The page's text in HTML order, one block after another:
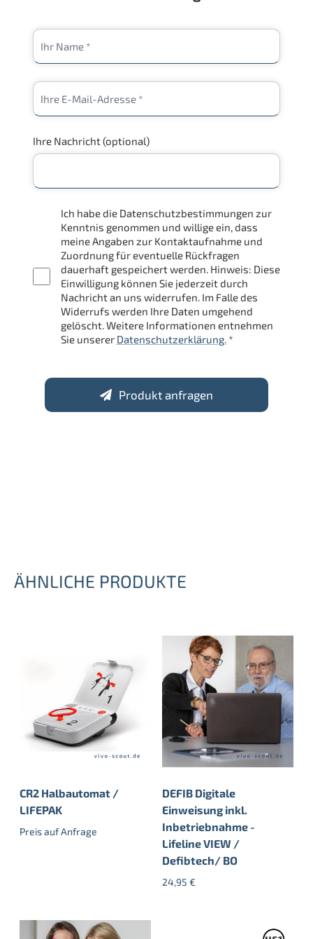
Ihre Nachricht (optional)
Ich habe die Datenschutzbestimmungen zur
Kenntnis genommen und willige ein, dass
meine Angaben zur Kontaktaufnahme und
Zuordnung für eventuelle Rückfragen
dauerhaft gespeichert werden. Hinweis: Diese
Einwilligung können Sie jederzeit durch
Nachricht an uns widerrufen. Im Falle des
Widerrufs werden Ihre Daten umgehend
gelöscht. Weitere Informationen entnehmen
Sie unserer Datenschutzerklärung.*
Produkt anfragen
ÄHNLICHE PRODUKTE
CR2 Halbautomat /
LIFEPAK
Preis auf Anfrage
DEFIB Digitale
Einweisung inkl.
Inbetriebnahme -
Lifeline VIEW /
Defibtech/ BO
24,95 €